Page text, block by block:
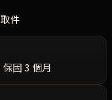
件
固 3 個月